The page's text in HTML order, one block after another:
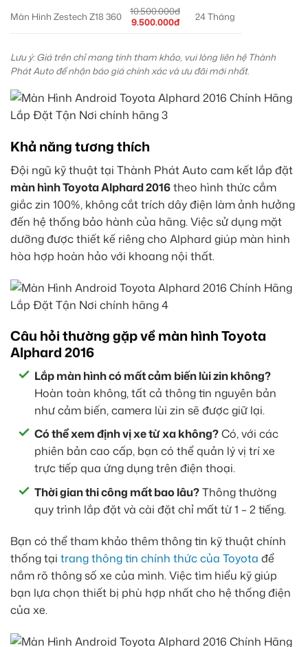
Màn Hình Zestech Z18 360
10.500.000đ
9.500.000đ
24 Tháng
Lưu ý: Giá trên chỉ mang tính tham khảo, vui lòng liên hệ Thành
Phát Auto để nhận báo giá chính xác và ưu đãi mới nhất.
Khả năng tương thích
Đội ngũ kỹ thuật tại Thành Phát Auto cam kết lắp đặt
màn hình Toyota Alphard 2016theo hình thức cắm
giắc zin 100%, không cắt trích dây điện làm ảnh hưởng
đến hệ thống bảo hành của hãng. Việc sử dụng mặt
dưỡng được thiết kế riêng cho Alphard giúp màn hình
hòa hợp hoàn hảo với khoang nội thất.
Câu hỏi thường gặp về màn hình Toyota
Alphard 2016
Lắp màn hình có mất cảm biến lùi zin không?
Hoàn toàn không, tất cả thông tin nguyên bản
như cảm biến, camera lùi zin sẽ được giữ lại.
Có thể xem định vị xe từ xa không?Có, với các
phiên bản cao cấp, bạn có thể quản lý vị trí xe
trực tiếp qua ứng dụng trên điện thoại.
Thời gian thi công mất bao lâu?Thông thường
quy trình lắp đặt và cài đặt chỉ mất từ 1 – 2 tiếng.
Bạn có thể tham khảo thêm thông tin kỹ thuật chính
thống tại trang thông tin chính thức của Toyota để
nắm rõ thông số xe của mình. Việc tìm hiểu kỹ giúp
bạn lựa chọn thiết bị phù hợp nhất cho hệ thống điện
của xe.